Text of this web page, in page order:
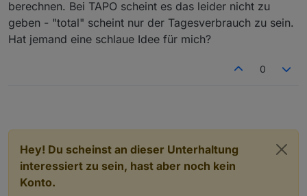
2022-09-03 17:05:36.724  -
2022-09-03 17:05:41.444  -
2022-09-03 17:05:41.445  -
2022-09-03 17:05:57.466  -
Die Tapo App Zugangsdaten eingeben
tapo.0.id.remote auf true setzen steuert den
berechnen. Bei TAPO scheint es das leider nicht zu
geben - "total" scheint nur der Tagesverbrauch zu sein.
Hat jemand eine schlaue Idee für mich?
0
Hey! Du scheinst an dieser Unterhaltung
interessiert zu sein, hast aber noch kein
Konto.